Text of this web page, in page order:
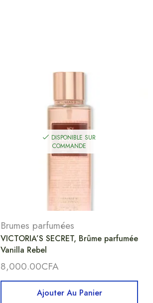
DISPONIBLE SUR
COMMANDE
Brumes parfumées
VICTORIA’S SECRET, Brûme parfumée
Vanilla Rebel
8,000.00CFA
Ajouter Au Panier